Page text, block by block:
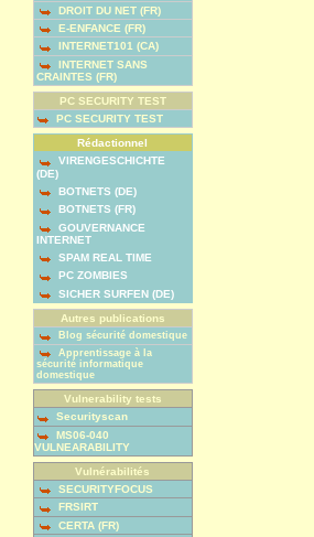
DROIT DU NET (FR)
E-ENFANCE (FR)
INTERNET101 (CA)
INTERNET SANS
CRAINTES (FR)
PC SECURITY TEST
PC SECURITY TEST
Rédactionnel
VIRENGESCHICHTE
(DE)
BOTNETS (DE)
BOTNETS (FR)
GOUVERNANCE
INTERNET
SPAM REAL TIME
PC ZOMBIES
SICHER SURFEN (DE)
Autres publications
Blog sécurité domestique
Apprentissage à la
sécurité informatique
domestique
Vulnerability tests
Securityscan
MS06-040
VULNEARABILITY
Vulnérabilités
SECURITYFOCUS
FRSIRT
CERTA (FR)